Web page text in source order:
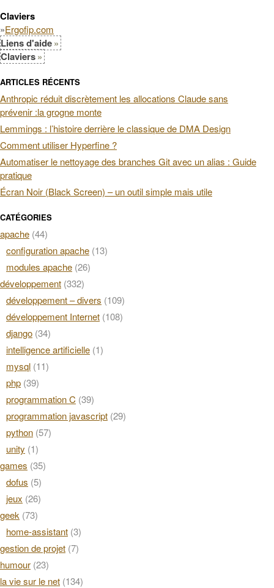
Claviers
»Ergofip.com
Liens d'aide
Claviers
ARTICLES RÉCENTS
Anthropic réduit discrètement les allocations Claude sans
prévenir :la grogne monte
Lemmings : l’histoire derrière le classique de DMA Design
Comment utiliser Hyperfine ?
Automatiser le nettoyage des branches Git avec un alias : Guide
pratique
Écran Noir (Black Screen) – un outil simple mais utile
CATÉGORIES
apache (44)
configuration apache (13)
modules apache (26)
développement (332)
développement – divers (109)
développement Internet (108)
django (34)
intelligence artificielle (1)
mysql (11)
php (39)
programmation C (39)
programmation javascript (29)
python (57)
unity (1)
games (35)
dofus (5)
jeux (26)
geek (73)
home-assistant (3)
gestion de projet (7)
humour (23)
la vie sur le net (134)